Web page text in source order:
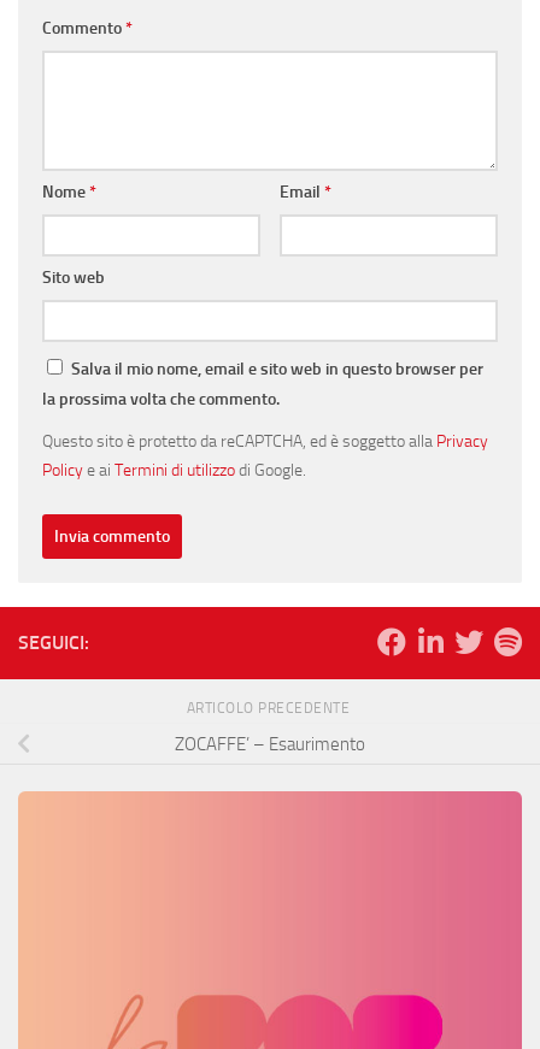
Commento*
Nome* Email *
Sito web
Salva il mio nome, email e sito web in questo browser per
la prossima volta che commento.
Questo sito è protetto da reCAPTCHA, ed è soggetto alla Privacy
Policye ai Termini di utilizzodi Google.
SEGUICI:
ARTICOLO PRECEDENTE
ZOCAFFE’ – Esaurimento